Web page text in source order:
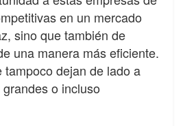
en un mercado
sino quetambién de
una manera más eficiente.
tampoco dejan de lado a
o incluso